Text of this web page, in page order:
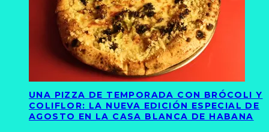
UNA PIZZA DE TEMPORADA CON BRÓCOLI Y
COLIFLOR: LA NUEVA EDICIÓN ESPECIAL DE
AGOSTO EN LA CASA BLANCA DE HABANA